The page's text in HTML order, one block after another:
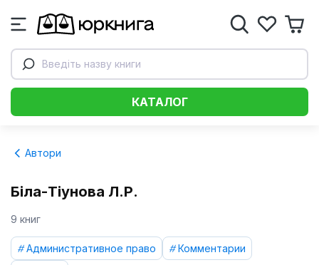
Введіть назву книги
КАТАЛОГ
Автори
Біла-Тіунова Л.Р.
9 книг
Административное право
Комментарии